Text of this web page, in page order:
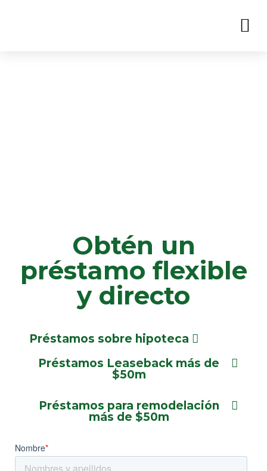
Obtén un
préstamo flexible
y directo
Préstamos sobre hipoteca
Préstamos Leaseback más de
$50m
Préstamos para remodelación
más de $50m